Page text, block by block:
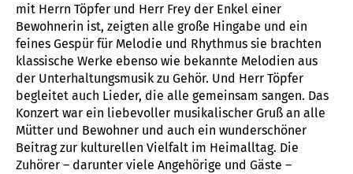
mit Herrn Töpfer und Herr Frey der Enkel einer
Bewohnerin ist, zeigten alle große Hingabe und ein
feines Gespür für Melodie und Rhythmus sie brachten
klassische Werke ebenso wie bekannte Melodien aus
der Unterhaltungsmusik zu Gehör. Und Herr Töpfer
begleitet auch Lieder, die alle gemeinsam sangen. Das
Konzert war ein liebevoller musikalischer Gruß an alle
Mütter und Bewohner und auch ein wunderschöner
Beitrag zur kulturellen Vielfalt im Heimalltag. Die
Zuhörer – darunter viele Angehörige und Gäste –